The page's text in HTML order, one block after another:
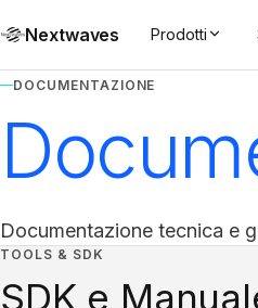
Nextwaves Prodotti
DOCUMENTAZIONE
Documentazione tecnica e
TOOLS & SDK
SDK e